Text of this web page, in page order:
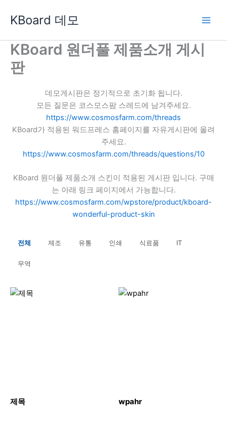
로
KBoard 데모
KBoard 원더풀 제품소개 게시
판
데모게시판은 정기적으로 초기화 됩니다.
모든 질문은 코스모스팜 스레드에 남겨주세요.
https://www.cosmosfarm.com/threads
KBoard가 적용된 워드프레스 홈페이지를 자유게시판에 올려
주세요.
https://www.cosmosfarm.com/threads/questions/10
KBoard 원더풀 제품소개 스킨이 적용된 게시판 입니다. 구매
는 아래 링크 페이지에서 가능합니다.
https://www.cosmosfarm.com/wpstore/product/kboard-
wonderful-product-skin
전체 제조 유통 인쇄 식료품 IT
무역
제목 wpahr